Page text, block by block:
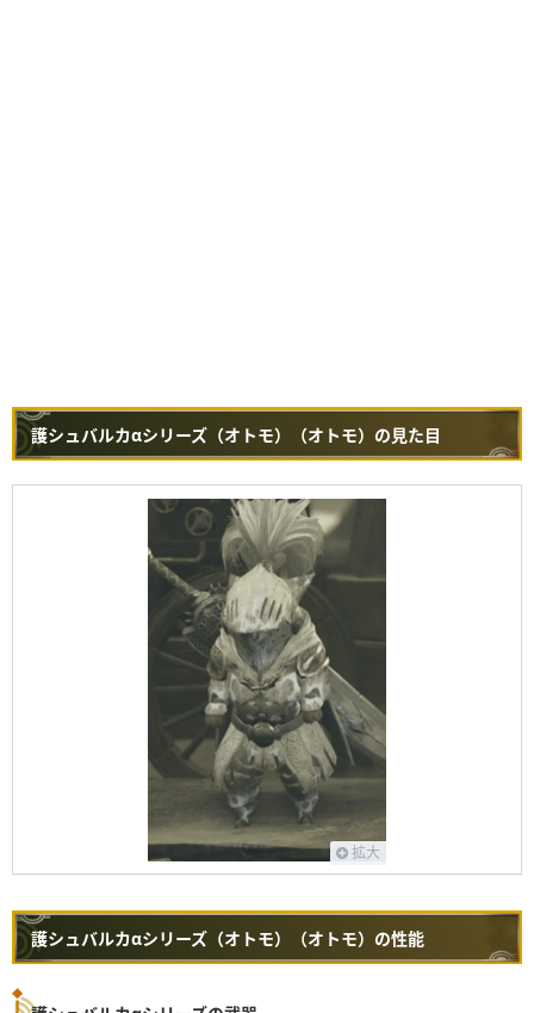
護シュバルカαシリーズ（オトモ）（オトモ）の見た目
拡大
護シュバルカαシリーズ（オトモ）（オトモ）の性能